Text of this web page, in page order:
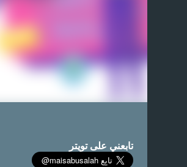
تابعني على تويتر